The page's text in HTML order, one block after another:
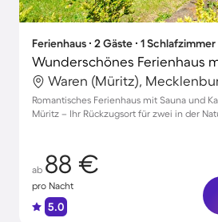
Ferienhaus ∙ 2 Gäste ∙ 1 Schlafzimmer
Romantisches Ferienhaus mit Sauna und
Müritz – Ihr Rückzugsort für zwei in der
ab 88 €
pro Nacht
5.0